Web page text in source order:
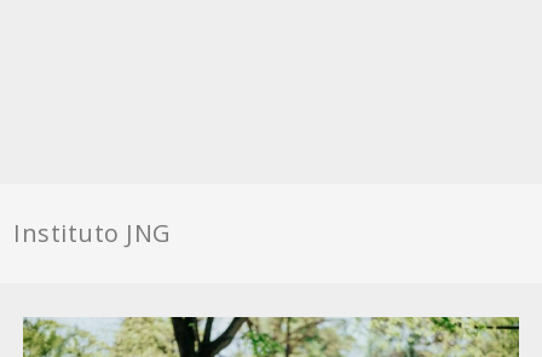
Instituto JNG